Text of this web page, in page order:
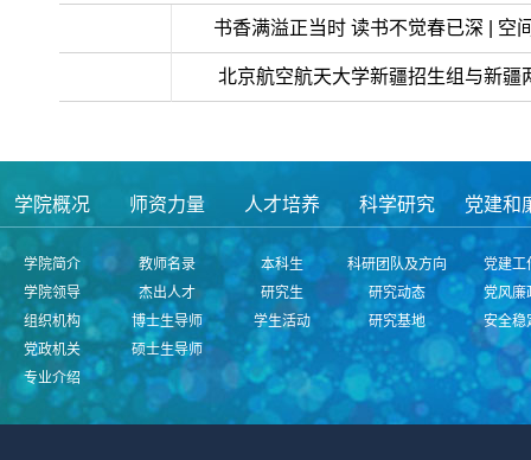
书香满溢正当时 读书不觉春已深 | 空
北京航空航天大学新疆招生组与新疆
学院概况
学院简介
学院领导
组织机构
党政机关
专业介绍
师资力量
教师名录
杰出人才
博士生导师
硕士生导师
人才培养
本科生
研究生
学生活动
科学研究
科研团队及方向
研究动态
研究基地
党建和
党建工
党风廉
安全稳